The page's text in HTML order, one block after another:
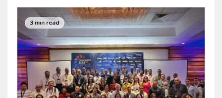
3 min read